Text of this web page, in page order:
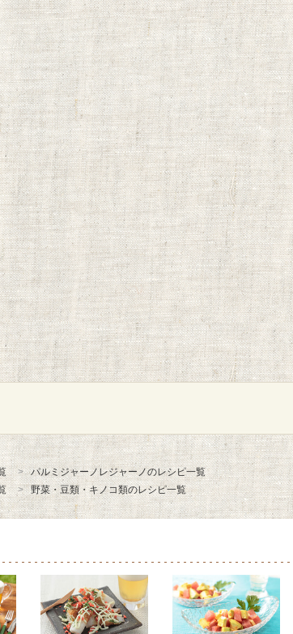
パルミジャーノレジャーノのレシピ一覧
野菜・豆類・キノコ類のレシピ一覧